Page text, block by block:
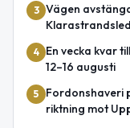
3 Vägen
4
En vecka kvar
12–16 augusti
5
Fordonshaveri
riktning mot